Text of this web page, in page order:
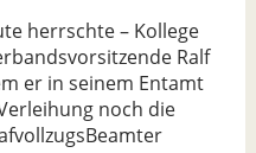
herrschte – Kollege
Ralf
er in seinem Entamt
noch die